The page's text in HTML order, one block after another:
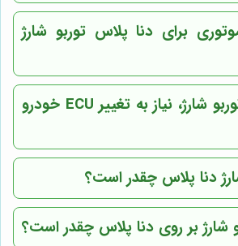
برای دنا پلاس توربو شارژ
آیا بعد از نصب توربو شارژ، نیاز به تغییر ECU خودرو
دنا پلاس چقدر است؟
شارژ بر روی دنا پلاس چقدر است؟